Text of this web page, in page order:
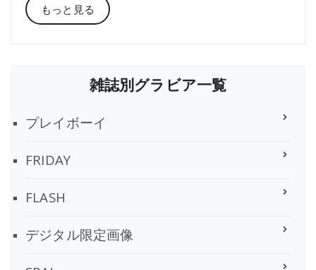
もっと見る
雑誌別グラビア一覧
プレイボーイ
FRIDAY
FLASH
デジタル限定画像